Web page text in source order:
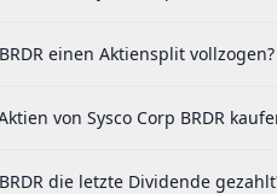
einen Aktiensplit vollzogen?
von Sysco Corp BRDR
die letzte Dividende